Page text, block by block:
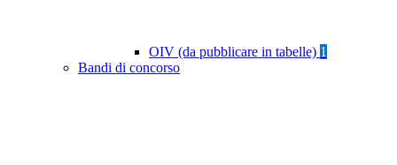
OIV (da pubblicare in tabelle) 1
Bandi di concorso